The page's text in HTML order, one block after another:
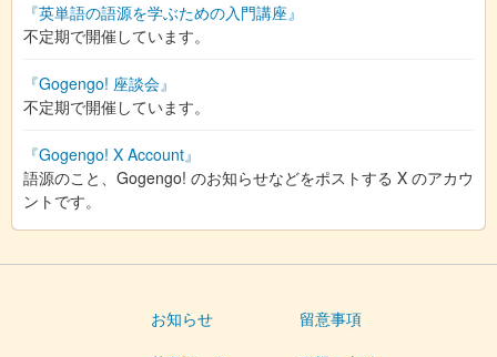
『英単語の語源を学ぶための入門講座』
不定期で開催しています。
『Gogengo! 座談会』
不定期で開催しています。
『Gogengo! X Account』
語源のこと、Gogengo! のお知らせなどをポストする X のアカウ
ントです。
お知らせ
留意事項